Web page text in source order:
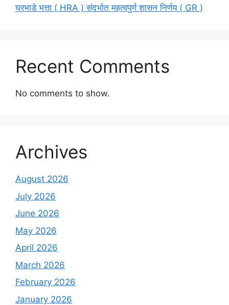
घरभाडे भत्ता ( HRA ) संदर्भात महत्वपुर्ण शासन निर्णय ( GR )
Recent Comments
No comments to show.
Archives
August 2026
July 2026
June 2026
May 2026
April 2026
March 2026
February 2026
January 2026